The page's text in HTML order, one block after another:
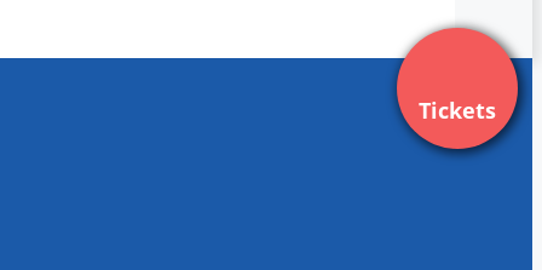
Tickets